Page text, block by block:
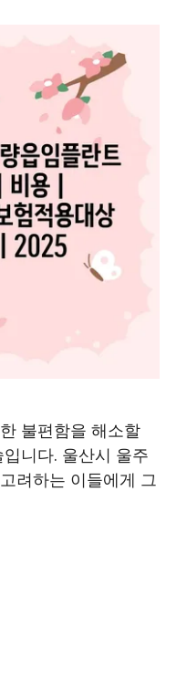
불편함을 해소할
니다. 울산시 울주
려하는 이들에게 그